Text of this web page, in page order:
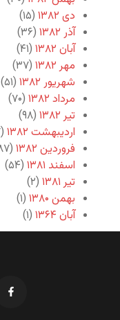
دی ۱۳۸۲
(۱۵)
آذر ۱۳۸۲
(۳۶)
آبان ۱۳۸۲
(۴۱)
مهر ۱۳۸۲
(۳۷)
شهریور ۱۳۸۲
(۵۱)
مرداد ۱۳۸۲
(۷۰)
تیر ۱۳۸۲
(۹۸)
اردیبهشت ۱۳۸۲
(۶۷)
فروردین ۱۳۸۲
(۸۷)
اسفند ۱۳۸۱
(۵۴)
تیر ۱۳۸۱
(۲)
بهمن ۱۳۸۰
(۱)
آبان ۱۳۶۴
(۱)